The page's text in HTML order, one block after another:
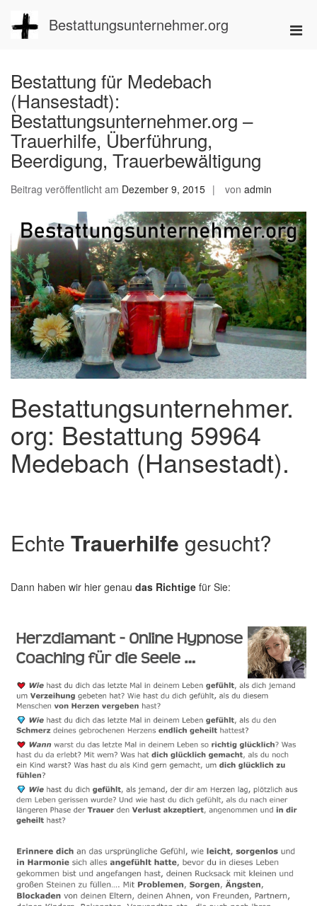
Inhalt
springen
Bestattungsunternehmer.org
Bestattung für Medebach
(Hansestadt):
Bestattungsunternehmer.org –
Trauerhilfe, Überführung,
Beerdigung, Trauerbewältigung
Beitrag veröffentlicht am Dezember 9, 2015 von admin
Bestattungsunternehmer.
org: Bestattung 59964
Medebach (Hansestadt).
Echte Trauerhilfe gesucht?
Dann haben wir hier genau das Richtige für Sie: